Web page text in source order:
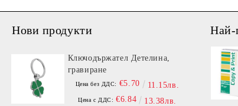
Нови продукти
Ключодържател Детелина,
гравиране
Цена без ДДС: €5.70 11.15лв.
Цена с ДДС: €6.84 13.38лв.
Най-